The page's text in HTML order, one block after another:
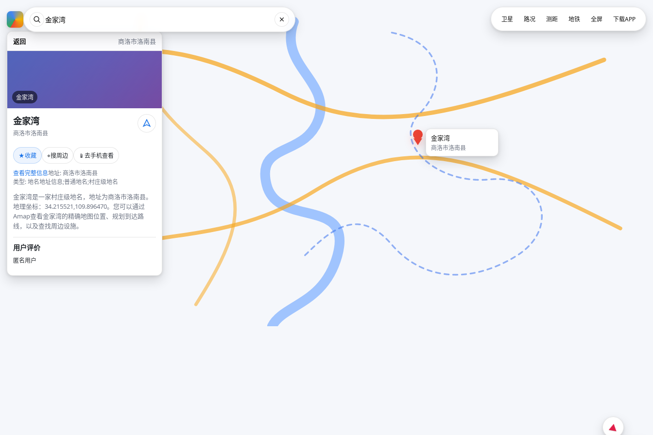
返回 商洛市洛南县
金家湾
金家湾
商洛市洛南县
★收藏 ⌖搜周边 📱 去手机查看
查看完整信息地址: 商洛市洛南县
类型: 地名地址信息;普通地名;村庄级地名
金家湾是一家村庄级地名，地址为商洛市洛南县。
地理坐标：34.215521,109.896470。您可以通过
Amap查看金家湾的精确地图位置、规划到达路
线，以及查找周边设施。
用户评价
匿名用户
金家湾
商洛市洛南县
卫星 路况 测距 地铁 全屏 下载APP